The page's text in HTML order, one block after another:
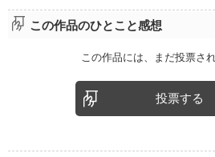
この作品のひとこと感想
この作品には、まだ投票さ
投票する